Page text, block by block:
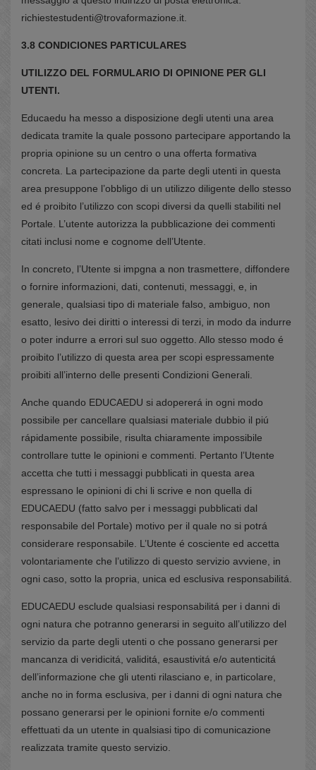
richiestestudenti@trovaformazione.it.
3.8 CONDICIONES PARTICULARES
UTILIZZO DEL FORMULARIO DI OPINIONE PER GLI
UTENTI.
Educaedu ha messo a disposizione degli utenti una area
dedicata tramite la quale possono partecipare apportando la
propria opinione su un centro o una offerta formativa
concreta. La partecipazione da parte degli utenti in questa
area presuppone l’obbligo di un utilizzo diligente dello stesso
ed é proibito l’utilizzo con scopi diversi da quelli stabiliti nel
Portale. L’utente autorizza la pubblicazione dei commenti
citati inclusi nome e cognome dell’Utente.
In concreto, l’Utente si impgna a non trasmettere, diffondere
o fornire informazioni, dati, contenuti, messaggi, e, in
generale, qualsiasi tipo di materiale falso, ambiguo, non
esatto, lesivo dei diritti o interessi di terzi, in modo da indurre
o poter indurre a errori sul suo oggetto. Allo stesso modo é
proibito l’utilizzo di questa area per scopi espressamente
proibiti all’interno delle presenti Condizioni Generali.
Anche quando EDUCAEDU si adopererá in ogni modo
possibile per cancellare qualsiasi materiale dubbio il piú
rápidamente possibile, risulta chiaramente impossibile
controllare tutte le opinioni e commenti. Pertanto l’Utente
accetta che tutti i messaggi pubblicati in questa area
espressano le opinioni di chi li scrive e non quella di
EDUCAEDU (fatto salvo per i messaggi pubblicati dal
responsabile del Portale) motivo per il quale no si potrá
considerare responsabile. L’Utente é cosciente ed accetta
volontariamente che l’utilizzo di questo servizio avviene, in
ogni caso, sotto la propria, unica ed esclusiva responsabilitá.
EDUCAEDU esclude qualsiasi responsabilitá per i danni di
ogni natura che potranno generarsi in seguito all’utilizzo del
servizio da parte degli utenti o che possano generarsi per
mancanza di veridicitá, validitá, esaustivitá e/o autenticitá
dell’informazione che gli utenti rilasciano e, in particolare,
anche no in forma esclusiva, per i danni di ogni natura che
possano generarsi per le opinioni fornite e/o commenti
effettuati da un utente in qualsiasi tipo di comunicazione
realizzata tramite questo servizio.